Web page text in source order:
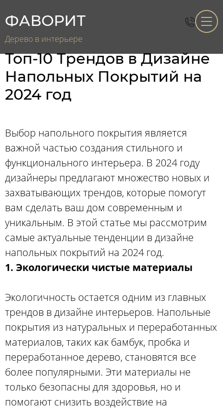
ФАВОРИТ
Дерево в интерьере
Топ-10 Трендов в Дизайне
Напольных Покрытий на
2024 год
Выбор напольного покрытия является
важной частью создания стильного и
функционального интерьера. В 2024 году
дизайнеры предлагают множество новых и
захватывающих трендов, которые помогут
вам сделать ваш дом современным и
уникальным. В этой статье мы рассмотрим
самые актуальные тенденции в дизайне
напольных покрытий на 2024 год.
1. Экологически чистые материалы
Экологичность остается одним из главных
трендов в дизайне интерьеров. Напольные
покрытия из натуральных и переработанных
материалов, таких как бамбук, пробка и
переработанное дерево, становятся все
более популярными. Эти материалы не
только безопасны для здоровья, но и
помогают снизить воздействие на